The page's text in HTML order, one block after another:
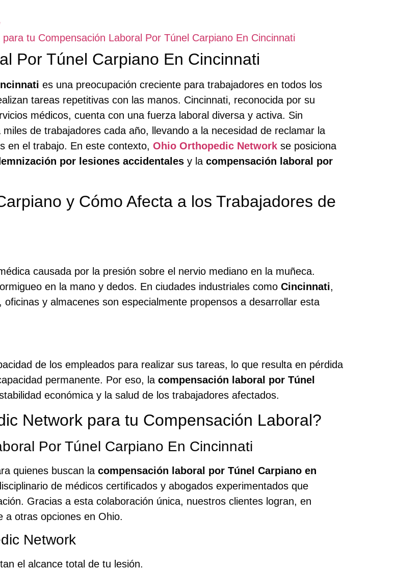
tu Compensación Laboral Por Túnel Carpiano En Cincinnati
Por Túnel Carpiano En Cincinnati
es una preocupación creciente para trabajadores en todos los
tareas repetitivas con las manos. Cincinnati, reconocida por su
médicos, cuenta con una fuerza laboral diversa y activa. Sin
miles de trabajadores cada año, llevando a la necesidad de reclamar la
en el trabajo. En este contexto, Ohio Orthopedic Network se posiciona
por lesiones accidentales y la compensación laboral por
y Cómo Afecta a los Trabajadores de
causada por la presión sobre el nervio mediano en la muñeca.
en la mano y dedos. En ciudades industriales como Cincinnati,
y almacenes son especialmente propensos a desarrollar esta
de los empleados para realizar sus tareas, lo que resulta en pérdida
permanente. Por eso, la compensación laboral por Túnel
económica y la salud de los trabajadores afectados.
Network para tu Compensación Laboral?
Por Túnel Carpiano En Cincinnati
quienes buscan la compensación laboral por Túnel Carpiano en
de médicos certificados y abogados experimentados que
Gracias a esta colaboración única, nuestros clientes logran, en
a otras opciones en Ohio.
Network
el alcance total de tu lesión.